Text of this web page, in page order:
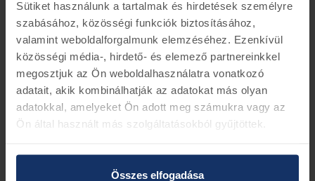
Sütiket használunk a tartalmak és hirdetések személyre
szabásához, közösségi funkciók biztosításához,
valamint weboldalforgalmunk elemzéséhez. Ezenkívül
közösségi média-, hirdető- és elemező partnereinkkel
megosztjuk az Ön weboldalhasználatra vonatkozó
adatait, akik kombinálhatják az adatokat más olyan
adatokkal, amelyeket Ön adott meg számukra vagy az
Ön által használt más szolgáltatásokból gyűjtöttek.
Összes elfogadása
Ha rendelés leadásánál küld alvázszámot, le
ellenőrízük rendelést
Vissza az előző oldalra